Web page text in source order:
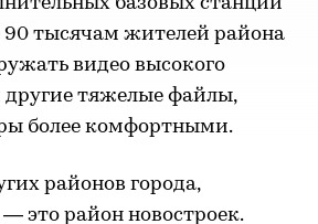
базовых станций
90 тысячам жителей района
видео высокого
тяжелые файлы,
более комфортными.
районов города,
это район новостроек.